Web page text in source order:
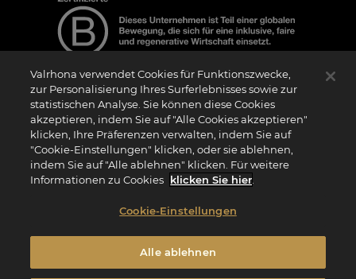
Hinweis zur Zertifizierung
Das Logo “Certified B Corporation” (bzw. die Versionen in anderen Sprachen, wie
z.B. “Zertifizierte B Corporation”) wird von B Lab, einer privaten Non-Profit-
Organisation, an Unternehmen vergeben, die wie wir das B Impact Assessment
(“BIA”) erfolgreich abgeschlossen haben und die Anforderungen von B Lab an
soziale und ökologische Leistung, Verantwortung und Transparenz erfüllen. Es wird
darauf hingewiesen, dass B Lab weder eine Konformitätsbewertungsstelle im Sinne
der Verordnung (EU) Nr. 765/2008 noch eine nationale, europäische oder
ist. Die Kriterien des BIA sind eigenständig und unabhängig von den harmonisierten
Standards, die sich aus ISO-Normen oder anderen Normungsgremien ergeben, und
ratifiziert.
Valrhona verwendet Cookies für Funktionszwecke,
zur Personalisierung Ihres Surferlebnisses sowie zur
statistischen Analyse. Sie können diese Cookies
akzeptieren, indem Sie auf "Alle Cookies akzeptieren"
klicken, Ihre Präferenzen verwalten, indem Sie auf
"Cookie-Einstellungen" klicken, oder sie ablehnen,
indem Sie auf "Alle ablehnen" klicken. Für weitere
Informationen zu Cookies klicken Sie hier
Cookie-Einstellungen
Alle ablehnen